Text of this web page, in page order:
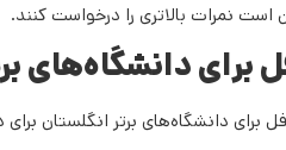
است نمرات بالاتری را درخواست کنند.​
برای دانشگاه‌های
برای دانشگاه‌های برتر انگلستان